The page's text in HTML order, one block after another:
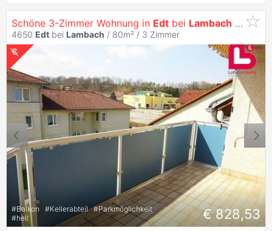
Schöne 3-Zimmer Wohnung in Edt bei Lambach
4650 Edt bei Lambach / 80m² / 3 Zimmer
#Balkon #Kellerabteil #Parkmöglichkeit
#hell € 828,53